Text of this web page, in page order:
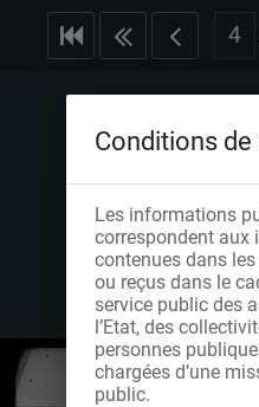
Conditions
Les informations
correspondent aux
contenues dans
ou reçus dans le
service public des
l’Etat, des
personnes
chargées d’une
public.